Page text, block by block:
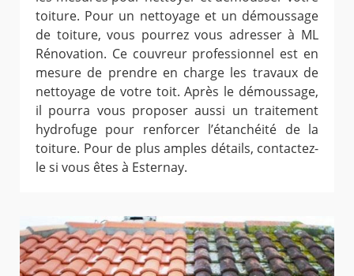
toiture. Pour un nettoyage et un démoussage
de toiture, vous pourrez vous adresser à ML
Rénovation. Ce couvreur professionnel est en
mesure de prendre en charge les travaux de
nettoyage de votre toit. Après le démoussage,
il pourra vous proposer aussi un traitement
hydrofuge pour renforcer l’étanchéité de la
toiture. Pour de plus amples détails, contactez-
le si vous êtes à Esternay.